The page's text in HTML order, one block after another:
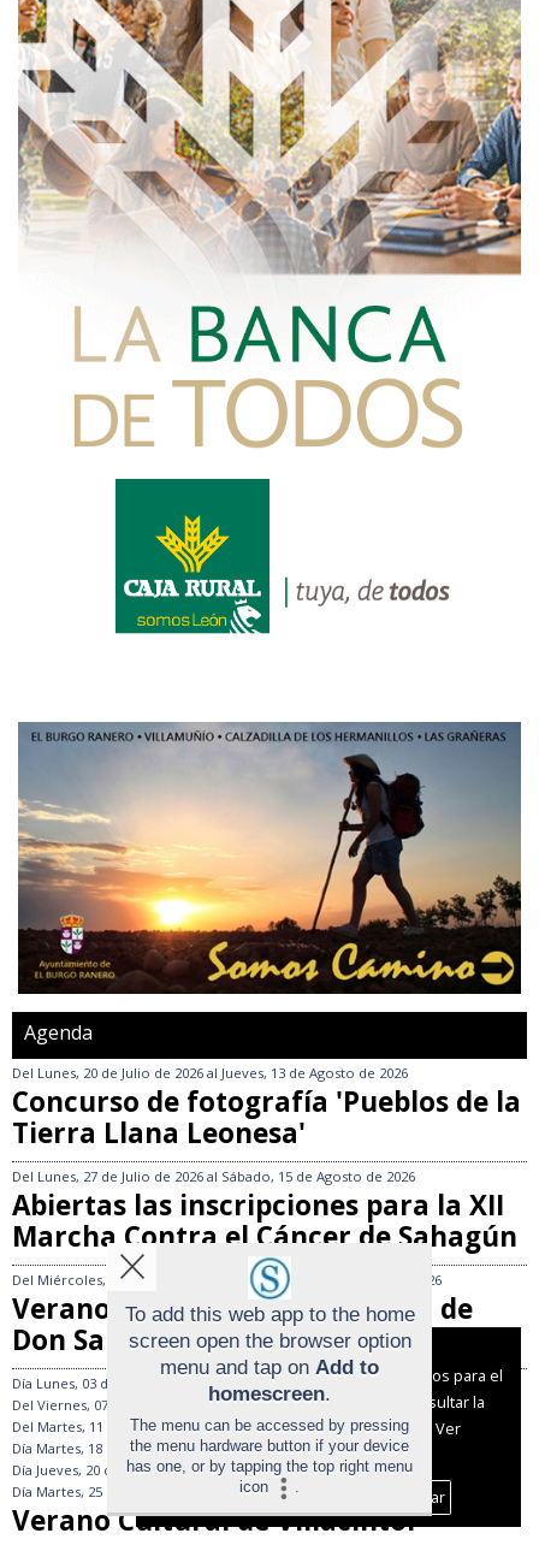
Agenda
Del Lunes, 20 de Julio de 2026 al Jueves, 13 de Agosto de 2026
Concurso de fotografía 'Pueblos de la
Tierra Llana Leonesa'
Del Lunes, 27 de Julio de 2026 al Sábado, 15 de Agosto de 2026
Abiertas las inscripciones para la XII
Marcha Contra el Cáncer de Sahagún
Del Miércoles, 29 de Julio de 2026 Sábado, 15 de Agosto de 2026
Verano Cultural en Villamartín de
Don Sancho
Día Lunes, 03 de Agosto de 2026
Del Viernes, 07 de Agosto de 2026alSábado, 08 de Agosto de 2026
Del Martes, 11 de Agosto de 2026alMiércoles, 12 de Agosto de 2026
Día Martes, 18 de Agosto de 2026
Día Jueves, 20 de Agosto de 2026
Día Martes, 25 de Agosto de 2026
Verano Cultural de Villacintor
Aviso sobre el Uso de cookies:
Utilizamos cookies nuestras y de terceros para el
funcionamiento del digital. Puedes consultar la
lista de cookies y como desconectarlas.
Ver
nuestra Política de Privacidad y Cookies
Aceptar Cookies
Personalizar
To add this web app to the home
screen open the browser option
menu and tap on Add to
homescreen.
The menu can be accessed by pressing
the menu hardware button if your device
has one, or by tapping the top right menu
icon
.